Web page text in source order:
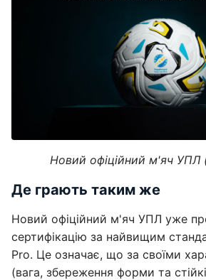
Новий офіційний м'яч УПЛ
Де грають таким же
Новий офіційний м'яч УПЛ уже
сертифікацію за найвищим
Pro. Це означає, що за своїми
(вага, збереження форми та